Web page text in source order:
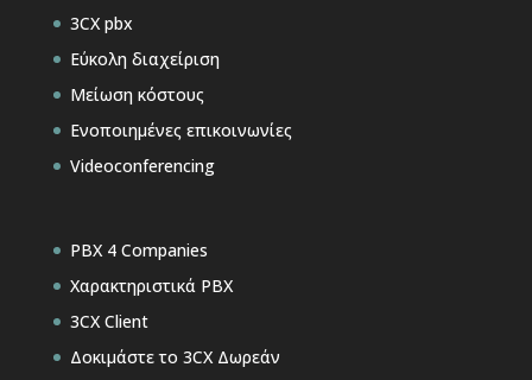
3CX pbx
Εύκολη διαχείριση
Μείωση κόστους
Ενοποιημένες επικοινωνίες
Videoconferencing
PBX 4 Companies
Χαρακτηριστικά PBX
3CX Client
Δοκιμάστε το 3CX Δωρεάν